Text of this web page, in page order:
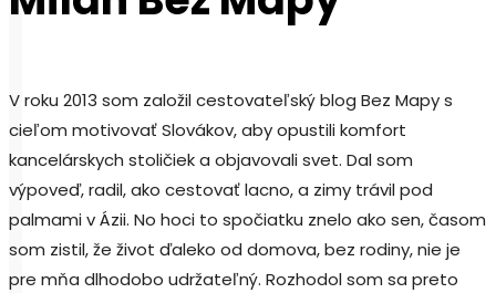
V roku 2013 som založil cestovateľský blog Bez Mapy s
cieľom motivovať Slovákov, aby opustili komfort
kancelárskych stoličiek a objavovali svet. Dal som
výpoveď, radil, ako cestovať lacno, a zimy trávil pod
palmami v Ázii. No hoci to spočiatku znelo ako sen, časom
som zistil, že život ďaleko od domova, bez rodiny, nie je
pre mňa dlhodobo udržateľný. Rozhodol som sa preto